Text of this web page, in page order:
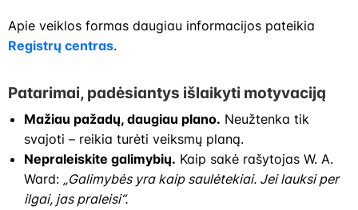
Apie veiklos formas daugiau informacijos pateikia
Registrų centras.
Patarimai, padėsiantys išlaikyti motyvaciją
Mažiau pažadų, daugiau plano. Neužtenka tik
svajoti – reikia turėti veiksmų planą.
Nepraleiskite galimybių. Kaip sakė rašytojas W. A.
Ward: „Galimybės yra kaip saulėtekiai. Jei lauksi per
ilgai, jas praleisi“.